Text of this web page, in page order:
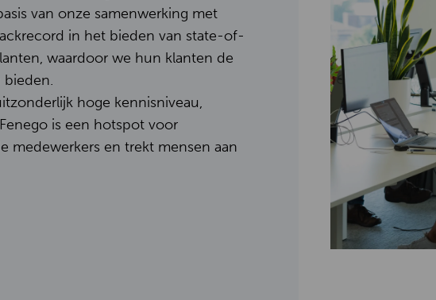
van onze samenwerking met
in het bieden van state-of-
waardoor we hun klanten de
bieden.
hoge kennisniveau,
is een hotspot voor
medewerkers en trekt mensen aan